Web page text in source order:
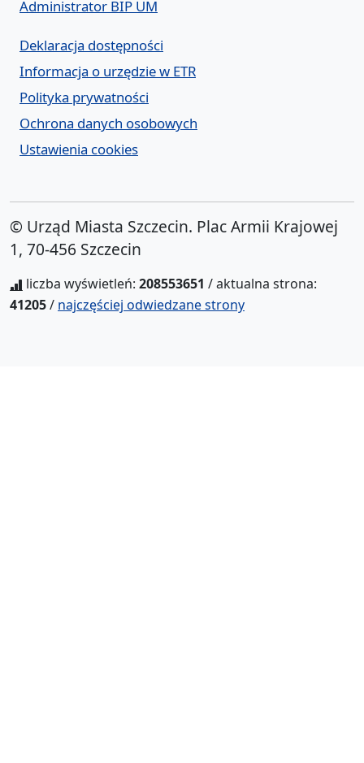
Administrator BIP UM
Deklaracja dostępności
Informacja o urzędzie w ETR
Polityka prywatności
Ochrona danych osobowych
Ustawienia cookies
© Urząd Miasta Szczecin. Plac Armii Krajowej
1, 70-456 Szczecin
liczba wyświetleń: 208553651 / aktualna strona:
41205/ najczęściej odwiedzane strony